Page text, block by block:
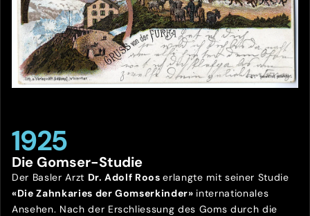
1925
Die Gomser-Studie
Der Basler Arzt Dr. Adolf Rooserlangte mit seiner Studie
«Die Zahnkaries der Gomserkinder» internationales
Ansehen. Nach der Erschliessung des Goms durch die